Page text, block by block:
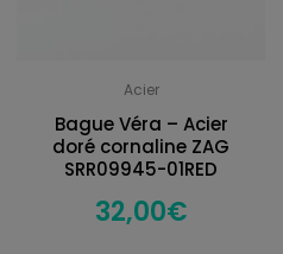
Acier
Bague Véra – Acier
doré cornaline ZAG
SRR09945-01RED
32,00€